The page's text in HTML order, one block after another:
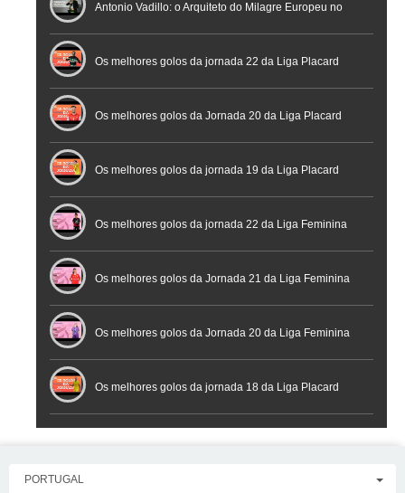
profissional em conferência histórica na Cidade do
Futebol
Antonio Vadillo: o Arquiteto do Milagre Europeu no
Futsal | Documentário
Os melhores golos da jornada 22 da Liga Placard
Os melhores golos da Jornada 20 da Liga Placard
Futsal
Os melhores golos da jornada 19 da Liga Placard
Os melhores golos da jornada 22 da Liga Feminina
Placard
Os melhores golos da Jornada 21 da Liga Feminina
Placard
Os melhores golos da Jornada 20 da Liga Feminina
Placard
Os melhores golos da jornada 18 da Liga Placard
PORTUGAL